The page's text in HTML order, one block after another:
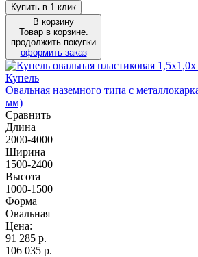
Купить в 1 клик
В корзину
Товар в корзине.
продолжить покупки
оформить заказ
Купель
Овальная наземного типа с
мм)
Сравнить
Длина
2000-4000
Ширина
1500-2400
Высота
1000-1500
Форма
Овальная
Цена:
91 285 р.
106 035 р.